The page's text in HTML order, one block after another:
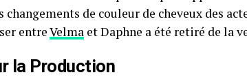
changements de couleur de cheveux des
entreVelma et Daphne a été retiré de la
la Production